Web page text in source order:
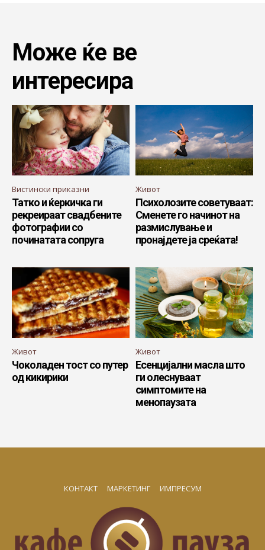
Може ќе ве
интересира
Вистински приказни
Татко и ќеркичка ги
рекреираат свадбените
фотографии со
починатата сопруга
Живот
Психолозите советуваат:
Сменете го начинот на
размислување и
пронајдете ја среќата!
Живот
Чоколаден тост со путер
од кикирики
Живот
Есенцијални масла што
ги олеснуваат
симптомите на
менопаузата
КОНТАКТ МАРКЕТИНГ ИМПРЕСУМ